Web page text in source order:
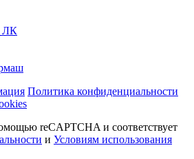
ЛК
Политика конфиденциальности
reCAPTCHA и соответствует
и Условиям использования